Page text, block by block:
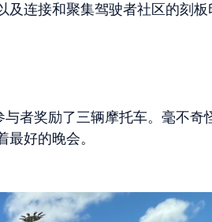
及连接和聚集驾驶者社区的刻板
者奖励了三辆摩托车。毫不奇
好的晚会。